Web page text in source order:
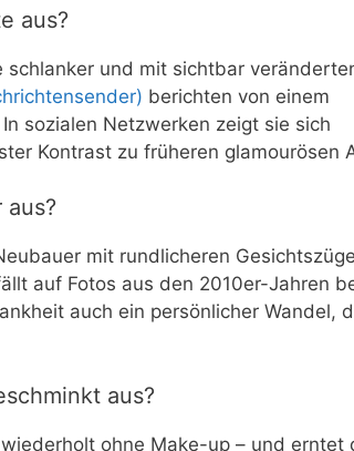
aus?
und mit sichtbar
berichten von einem
sozialen Netzwerken zeigt sie sich
Kontrast zu früheren glamourösen
mit rundlicheren
auf Fotos aus den 2010er-Jahren
auch ein persönlicher Wandel,
aus?
ohne Make-up – und erntet